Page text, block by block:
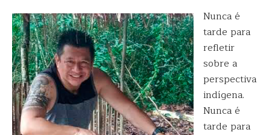
Nunca é
tarde para
refletir
sobre a
perspectiva
indígena.
Nunca é
tarde para